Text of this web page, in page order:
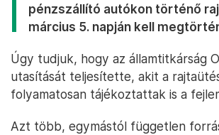
pénzszállító autókon történő
március 5. napján kell
Úgy tudjuk, hogy az államtitkárság
utasítását teljesítette, akit a
folyamatosan tájékoztattak is a
Azt több, egymástól független